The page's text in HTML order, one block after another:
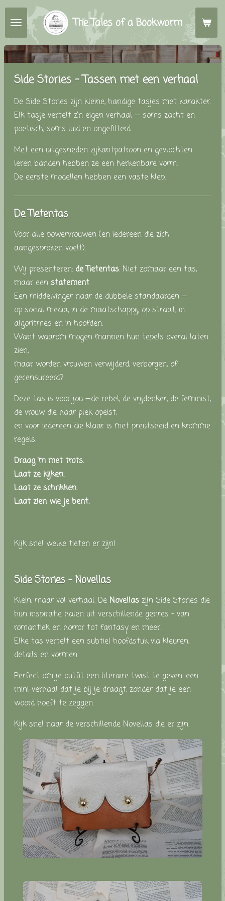
direct
naar
de
hoofdinhoud
The Tales of a Bookworm
Side Stories - Tassen met een verhaal
De Side Stories zijn kleine, handige tasjes met karakter.
Elk tasje vertelt z’n eigen verhaal — soms zacht en
poëtisch, soms luid en ongefilterd.
Met een uitgesneden zijkantpatroon en gevlochten
leren banden hebben ze een herkenbare vorm.
De eerste modellen hebben een vaste klep.
De Tietentas
Voor alle powervrouwen (en iedereen die zich
aangesproken voelt).
Wij presenteren: de Tietentas. Niet zomaar een tas,
maar een statement.
Een middelvinger naar de dubbele standaarden —
op social media, in de maatschappij, op straat, in
algoritmes en in hoofden.
Want waarom mogen mannen hun tepels overal laten
zien,
maar worden vrouwen verwijderd, verborgen, of
gecensureerd?
Deze tas is voor jou —de rebel, de vrijdenker, de feminist,
de vrouw die haar plek opeist,
en voor iedereen die klaar is met preutsheid en kromme
regels.
Draag 'm met trots.
Laat ze kijken.
Laat ze schrikken.
Laat zien wie je bent.
Kijk snel welke tieten er zijn!
Side Stories – Novellas
Klein, maar vol verhaal. De Novellaszijn Side Stories die
hun inspiratie halen uit verschillende genres – van
romantiek en horror tot fantasy en meer.
Elke tas vertelt een subtiel hoofdstuk via kleuren,
details en vormen.
Perfect om je outfit een literaire twist te geven: een
mini-verhaal dat je bij je draagt, zonder dat je een
woord hoeft te zeggen.
Kijk snel naar de verschillende Novellas die er zijn.